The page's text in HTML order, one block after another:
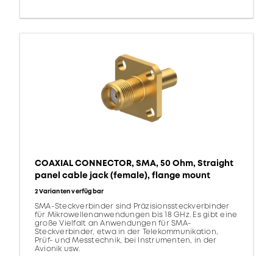
COAXIAL CONNECTOR, SMA, 50 Ohm, Straight
panel cable jack (female), flange mount
2 Varianten verfügbar
SMA-Steckverbinder sind Präzisionssteckverbinder
für Mikrowellenanwendungen bis 18 GHz. Es gibt eine
große Vielfalt an Anwendungen für SMA-
Steckverbinder, etwa in der Telekommunikation,
Prüf- und Messtechnik, bei Instrumenten, in der
Avionik usw.